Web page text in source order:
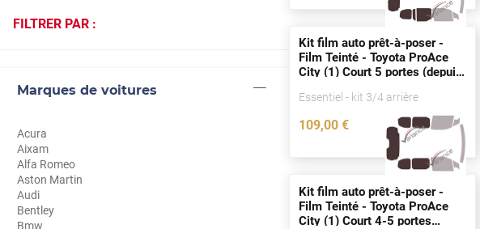
Honda
Kia
Mercedes-Benz
Mini
Nissan
FILTRER PAR :
Marques de voitures
Acura
Aixam
Alfa Romeo
Aston Martin
Audi
Bentley
Bmw
Kit film auto prêt-à-poser -
Film Teinté - Toyota ProAce
City (1) Court 5 portes(depuis
Essentiel - kit 3/4 arrière
109,00 €
Kit film auto prêt-à-poser -
Film Teinté - Toyota ProAce
City (1) Court 4-5 portes